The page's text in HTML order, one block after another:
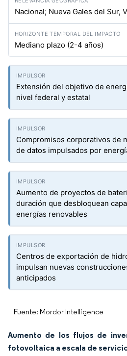
Nacional; Nueva Gales del Sur,
Mediano plazo (2-4 años)
Extensión del objetivo de
nivel federal y estatal
Compromisos corporativos de
de datos impulsados por
Aumento de proyectos de
duración que desbloquean
energías renovables
Centros de exportación de
impulsan nuevas
anticipados
Fuente: Mordor Intelligence
Aumento de los flujos de
fotovoltaica a escala de